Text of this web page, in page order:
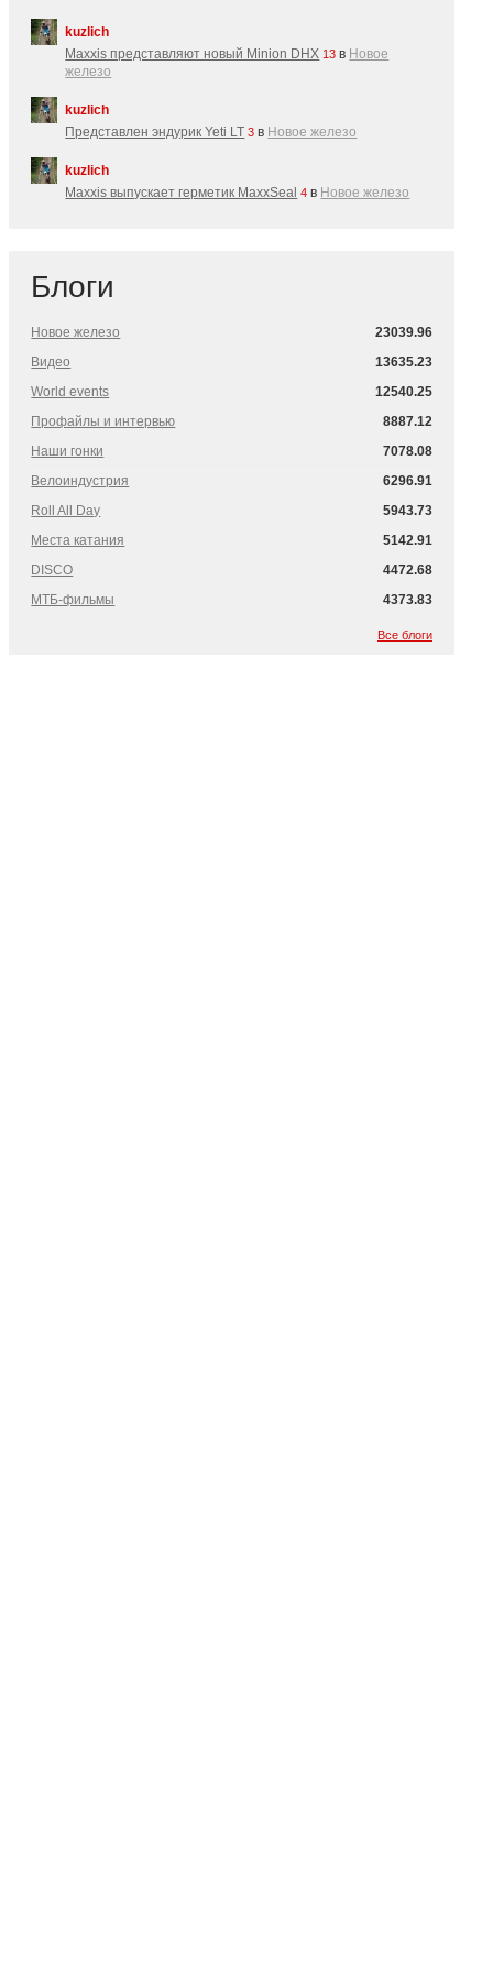
kuzlich
Maxxis представляют новый Minion DHX 13 в Новое
железо
kuzlich
Представлен эндурик Yeti LT 3 в Новое железо
kuzlich
Maxxis выпускает герметик MaxxSeal 4 в Новое железо
Блоги
Новое железо
23039.96
Видео
13635.23
World events
12540.25
Профайлы и интервью
8887.12
Наши гонки
7078.08
Велоиндустрия
6296.91
Roll All Day
5943.73
Места катания
5142.91
DISCO
4472.68
МТБ-фильмы
4373.83
Все блоги